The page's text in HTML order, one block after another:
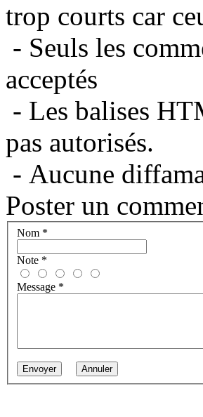
trop courts car
- Seuls les
acceptés
- Les balises
pas autorisés.
- Aucune
Poster un
Nom *
Note *
Message *